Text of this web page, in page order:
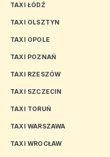
TAXI ŁÓDŹ
TAXI OLSZTYN
TAXI OPOLE
TAXI POZNAŃ
TAXI RZESZÓW
TAXI SZCZECIN
TAXI TORUŃ
TAXI WARSZAWA
TAXI WROCŁAW